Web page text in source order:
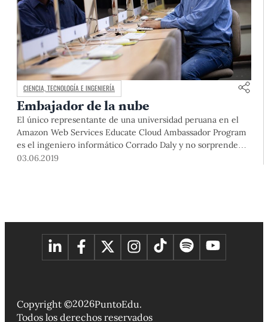
CIENCIA, TECNOLOGÍA E INGENIERÍA
Embajador de la nube
El único representante de una universidad peruana en el
Amazon Web Services Educate Cloud Ambassador Program
es el ingeniero informático Corrado Daly y no sorprende
pues, a lo largo de su carrera, se ha dedicado a enseñar
03.06.2019
Copyright ©2026PuntoEdu.
Todos los derechos reservados